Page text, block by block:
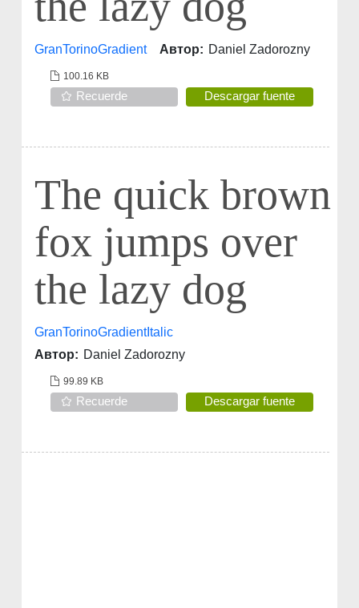
GranTorinoGradient Автор: Daniel Zadorozny
100.16 KB
Recuerde Descargar fuente
The quick brown
fox jumps over
the lazy dog
GranTorinoGradientItalic
Автор: Daniel Zadorozny
99.89 KB
Recuerde Descargar fuente